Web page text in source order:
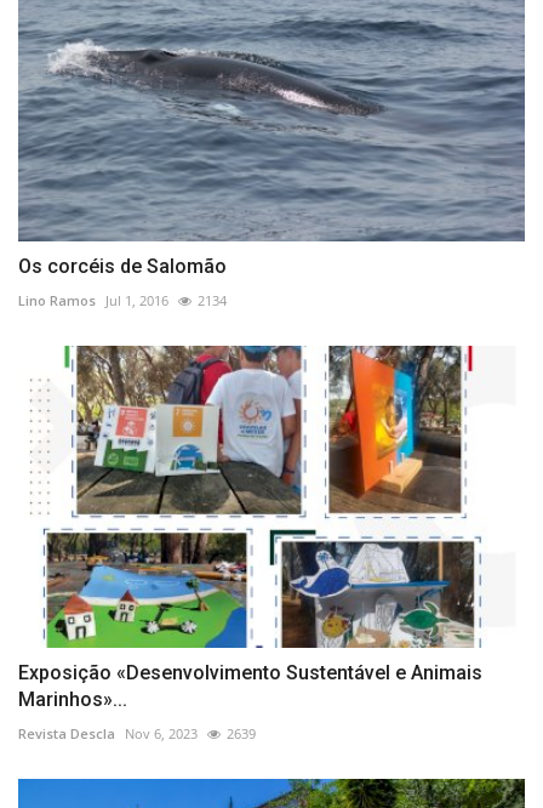
Os corcéis de Salomão
Lino Ramos Jul 1, 2016 2134
Exposição «Desenvolvimento Sustentável e Animais
Marinhos»...
Revista Descla Nov 6, 2023 2639